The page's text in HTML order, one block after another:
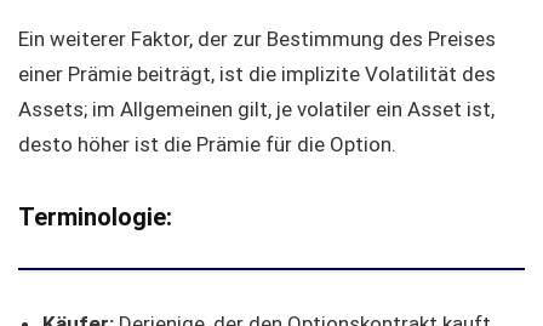
Ein weiterer Faktor, der zur Bestimmung des Preises
einer Prämie beiträgt, ist die implizite Volatilität des
Assets; im Allgemeinen gilt, je volatiler ein Asset ist,
desto höher ist die Prämie für die Option.
Terminologie: